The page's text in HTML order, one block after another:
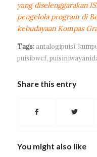
yang diselenggarakan
pengelola program di
kebudayaan Kompas
Tags: antalogipuisi,
puisibwcf,
Share this entry
You might also like